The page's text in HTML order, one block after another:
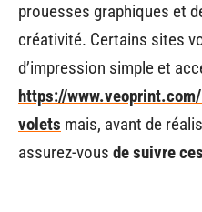
prouesses graphiques et
créativité. Certains sites
d’impression simple et
https://
volets mais, avant de
assurez-vous de suivre